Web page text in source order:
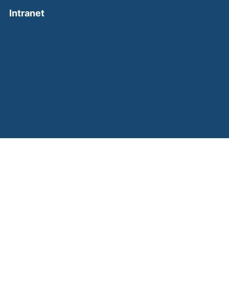
Intranet(external link, opens in a new window)